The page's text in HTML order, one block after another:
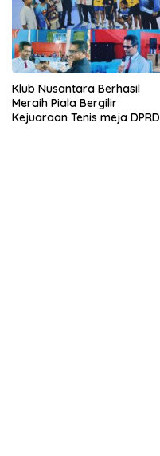
Klub Nusantara Berhasil
Meraih Piala Bergilir
Kejuaraan Tenis meja DPRD